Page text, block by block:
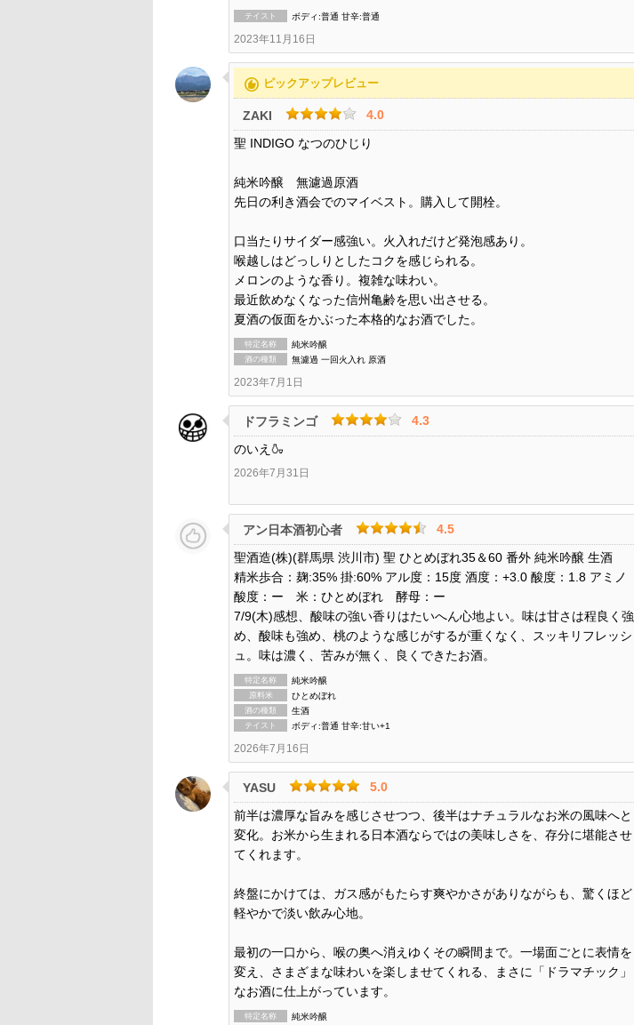
テイスト ボディ:普通 甘辛:普通
2023年11月16日
recommend ピックアップレビュー
ZAKI
4.0
聖 INDIGO なつのひじり
純米吟醸 無濾過原酒
先日の利き酒会でのマイベスト。購入して開栓。
口当たりサイダー感強い。火入れだけど発泡感あり。
喉越しはどっしりとしたコクを感じられる。
メロンのような香り。複雑な味わい。
最近飲めなくなった信州亀齢を思い出させる。
夏酒の仮面をかぶった本格的なお酒でした。
特定名称 純米吟醸
酒の種類 無濾過 一回火入れ 原酒
2023年7月1日
ドフラミンゴ
4.3
のいえ🍶
2026年7月31日
アン日本酒初心者
4.5
聖酒造(株)(群馬県 渋川市) 聖 ひとめぼれ35＆60 番外 純米吟醸 生酒
精米歩合：麹:35% 掛:60% アル度：15度 酒度：+3.0 酸度：1.8 アミノ
酸度：ー 米：ひとめぼれ 酵母：ー
7/9(木)感想、酸味の強い香りはたいへん心地よい。味は甘さは程良く強
め、酸味も強め、桃のような感じがするが重くなく、スッキリフレッシ
ュ。味は濃く、苦みが無く、良くできたお酒。
特定名称 純米吟醸
原料米 ひとめぼれ
酒の種類 生酒
テイスト ボディ:普通 甘辛:甘い+1
2026年7月16日
YASU
5.0
前半は濃厚な旨みを感じさせつつ、後半はナチュラルなお米の風味へと
変化。お米から生まれる日本酒ならではの美味しさを、存分に堪能させ
てくれます。
終盤にかけては、ガス感がもたらす爽やかさがありながらも、驚くほど
軽やかで淡い飲み心地。
最初の一口から、喉の奥へ消えゆくその瞬間まで。一場面ごとに表情を
変え、さまざまな味わいを楽しませてくれる、まさに「ドラマチック」
なお酒に仕上がっています。
特定名称 純米吟醸